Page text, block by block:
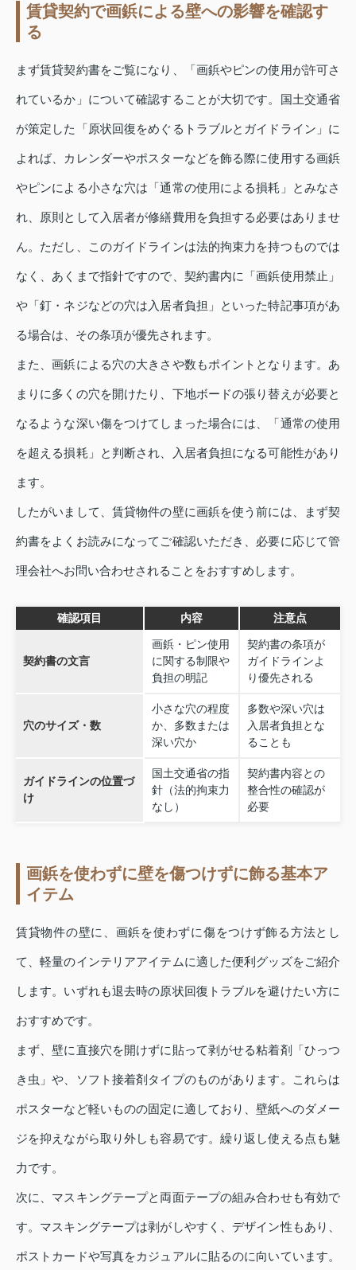
賃貸契約で画鋲による壁への影響を確認す
る
まず賃貸契約書をご覧になり、「画鋲やピンの使用が許可さ
れているか」について確認することが大切です。国土交通省
が策定した「原状回復をめぐるトラブルとガイドライン」に
よれば、カレンダーやポスターなどを飾る際に使用する画鋲
やピンによる小さな穴は「通常の使用による損耗」とみなさ
れ、原則として入居者が修繕費用を負担する必要はありませ
ん。ただし、このガイドラインは法的拘束力を持つものでは
なく、あくまで指針ですので、契約書内に「画鋲使用禁止」
や「釘・ネジなどの穴は入居者負担」といった特記事項があ
る場合は、その条項が優先されます。
また、画鋲による穴の大きさや数もポイントとなります。あ
まりに多くの穴を開けたり、下地ボードの張り替えが必要と
なるような深い傷をつけてしまった場合には、「通常の使用
を超える損耗」と判断され、入居者負担になる可能性があり
ます。
したがいまして、賃貸物件の壁に画鋲を使う前には、まず契
約書をよくお読みになってご確認いただき、必要に応じて管
理会社へお問い合わせされることをおすすめします。
確認項目 内容 注意点
契約書の文言
画鋲・ピン使用
に関する制限や
負担の明記
契約書の条項が
ガイドラインよ
り優先される
穴のサイズ・数
小さな穴の程度
か、多数または
深い穴か
多数や深い穴は
入居者負担とな
ることも
ガイドラインの位置づ
け
国土交通省の指
針（法的拘束力
なし）
契約書内容との
整合性の確認が
必要
画鋲を使わずに壁を傷つけずに飾る基本ア
イテム
賃貸物件の壁に、画鋲を使わずに傷をつけず飾る方法とし
て、軽量のインテリアアイテムに適した便利グッズをご紹介
します。いずれも退去時の原状回復トラブルを避けたい方に
おすすめです。
まず、壁に直接穴を開けずに貼って剥がせる粘着剤「ひっつ
き虫」や、ソフト接着剤タイプのものがあります。これらは
ポスターなど軽いものの固定に適しており、壁紙へのダメー
ジを抑えながら取り外しも容易です。繰り返し使える点も魅
力です。
次に、マスキングテープと両面テープの組み合わせも有効で
す。マスキングテープは剥がしやすく、デザイン性もあり、
ポストカードや写真をカジュアルに貼るのに向いています。